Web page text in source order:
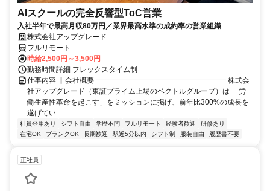
AIスクールの完全反響型ToC営業
入社半年で最高月収80万円／業界最高水準の成約率の営業組織
株式会社アップグレード
フルリモート
時給2,500円～3,500円
勤務時間詳細 フレックスタイム制
仕事内容 ▏会社概要 ━━━━━━━━━━━━━━━━━━ 株式会
社アップグレード（東証プライム上場のベクトルグループ）は 「労
働生産性革命を起こす」をミッションに掲げ、前年比300%の成長を
遂げてい...
社員登用あり シフト自由 学歴不問 フルリモート 経験者歓迎
研修あり
在宅OK
ブランクOK 長期歓迎 駅近5分以内 シフト制 服装自由 履歴書不要
正社員